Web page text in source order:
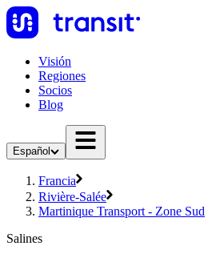
Visión
Regiones
Socios
Blog
Español
Francia
Rivière-Salée
Martinique Transport - Zone Sud
Salines